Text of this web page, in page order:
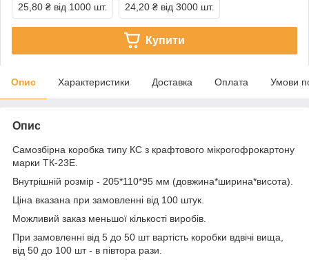
25,80 ₴ від 1000 шт. 24,20 ₴ від 3000 шт.
Купити
Опис Характеристики Доставка Оплата Умови
Опис
Самозбірна коробка типу КС з крафтового мікрогофрокартону
марки ТК-23Е.
Внутрішній розмір - 205*110*95 мм (довжина*ширина*висота).
Ціна вказана при замовленні від 100 штук.
Можливий заказ меньшої кількості виробів.
При замовленні від 5 до 50 шт вартість коробки вдвічі вища,
від 50 до 100 шт - в півтора рази.